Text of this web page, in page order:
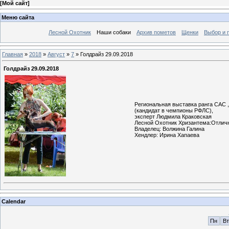
[Мой сайт]
Меню сайта
Лесной Охотник Наши собаки Архив пометов Щенки Выбор и
Главная » 2018 » Август » 7 » Голдрайз 29.09.2018
Голдрайз 29.09.2018
Региональная выставка ранга САС
(кандидат в чемпионы РФЛС),
эксперт Людмила Краковская
Лесной Охотник
Владелец: Волжина Галина
Хендлер: Ирина Хапаева
Calendar
Пн
Вт